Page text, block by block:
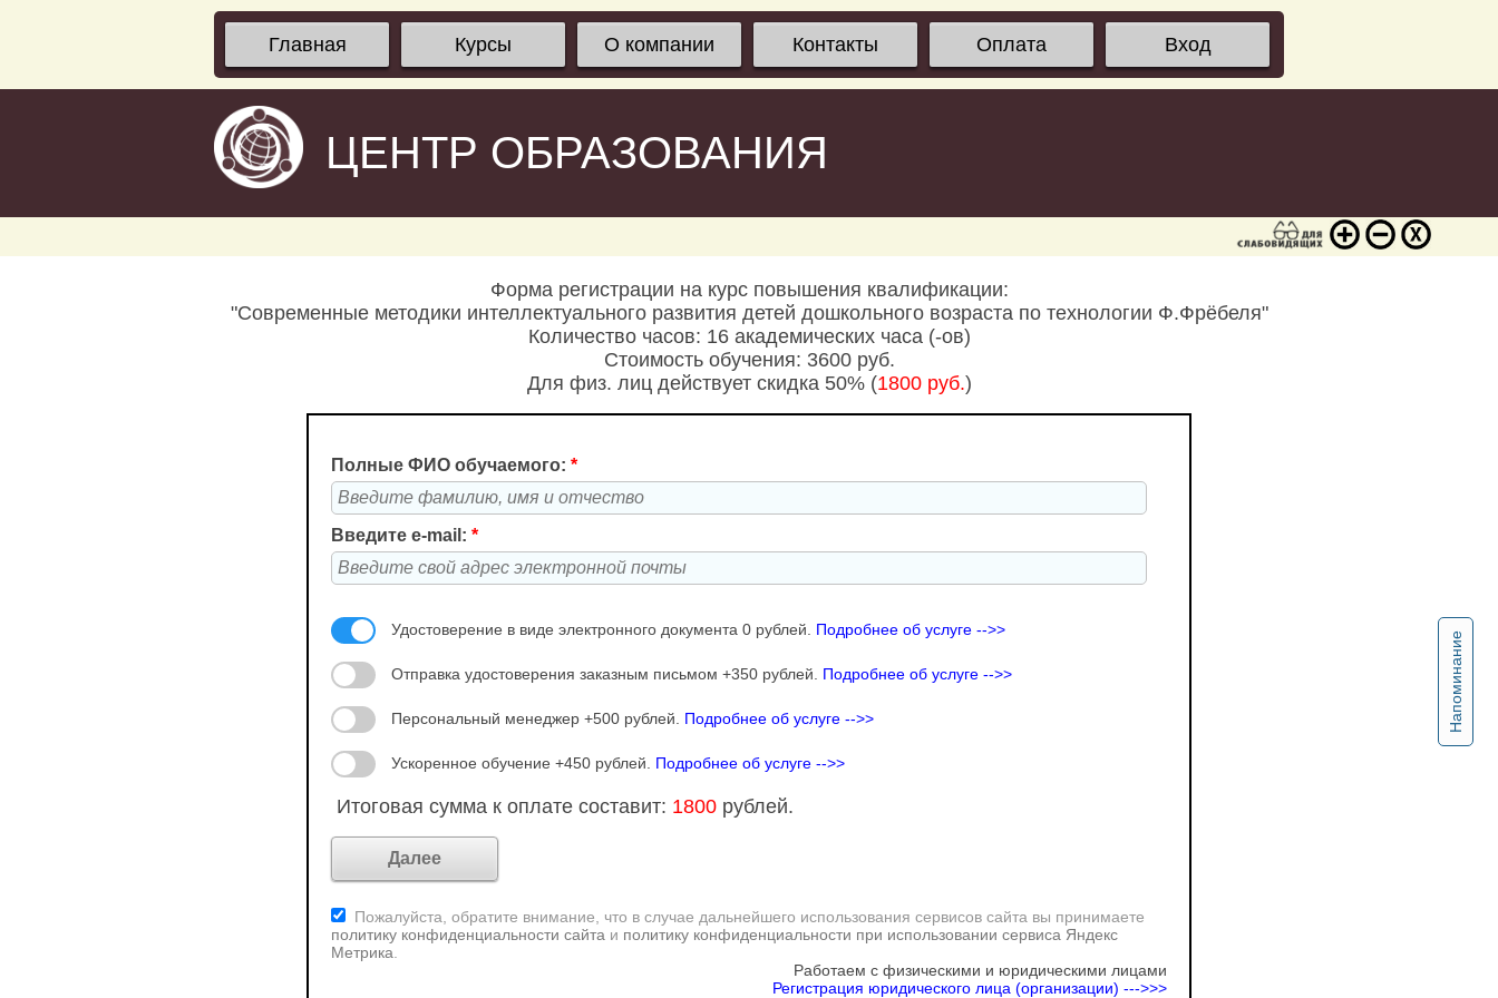
Главная Курсы О компании Контакты Оплата Вход
ЦЕНТР ОБРАЗОВАНИЯ
Напоминание
Форма регистрации на курс повышения квалификации:
"Современные методики интеллектуального развития детей дошкольного возраста по технологии Ф.Фрёбеля"
Количество часов: 16 академических часа (-ов)
Стоимость обучения: 3600 руб.
Для физ. лиц действует скидка 50% (1800 руб.)
Полные ФИО обучаемого: *
Введите e-mail: *
Удостоверение в виде электронного документа 0 рублей. Подробнее об услуге -->>
Отправка удостоверения заказным письмом +350 рублей. Подробнее об услуге -->>
Персональный менеджер +500 рублей. Подробнее об услуге -->>
Ускоренное обучение +450 рублей. Подробнее об услуге -->>
Итоговая сумма к оплате составит: 1800 рублей.
Пожалуйста, обратите внимание, что в случае дальнейшего использования сервисов сайта вы принимаете
политику конфиденциальности сайта и политику конфиденциальности при использовании сервиса Яндекс
Метрика
Работаем с физическими и юридическими лицами
Регистрация юридического лица (организации) --->>>